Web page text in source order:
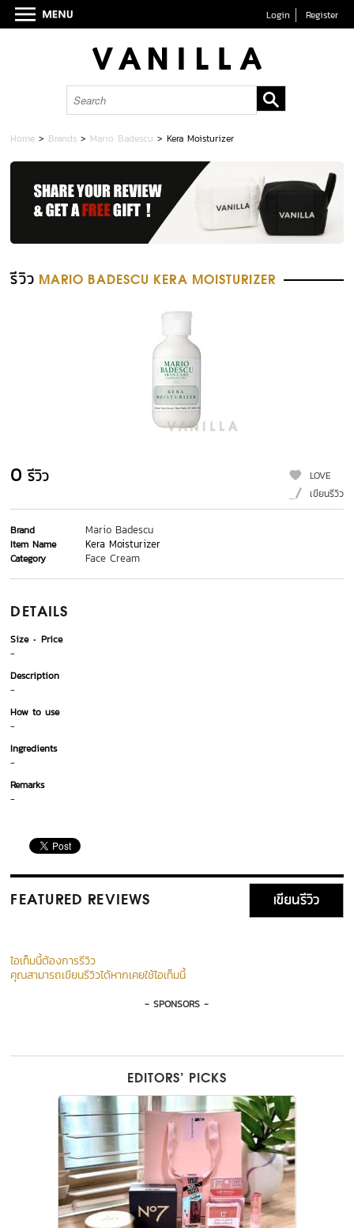
Login Register
Home > Brands > Mario Badescu >Kera Moisturizer
รีวิว MARIO BADESCU KERA MOISTURIZER
0 รีวิว
LOVE
เขียนรีวิว
Brand Mario Badescu
Item Name Kera Moisturizer
Category Face Cream
DETAILS
Size
Price
-
Description
-
How to use
-
Ingredients
-
Remarks
-
FEATURED REVIEWS เขียนรีวิว
ไอเท็มนี้ต้องการรีวิว
คุณสามารถเขียนรีวิวได้หากเคยใช้ไอเท็มนี้
- SPONSORS -
EDITORS’ PICKS